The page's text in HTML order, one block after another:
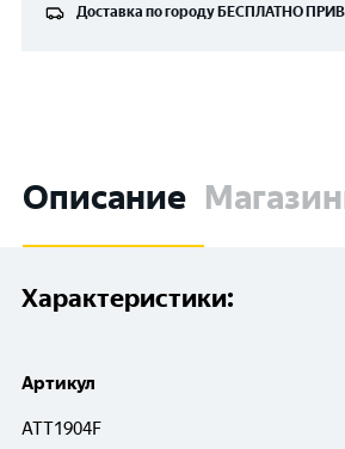
Доставка по городу БЕСПЛАТНО
Описание
Характеристики:
Артикул
ATT1904F